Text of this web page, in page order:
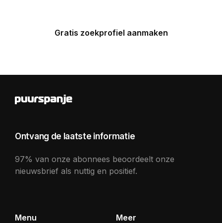
Gratis zoekprofiel aanmaken
Ontvang de laatste informatie
97% van onze abonnees beoordeelt onze
nieuwsbrief als nuttig en positief.
Menu Meer